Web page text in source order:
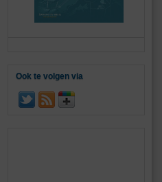
Ook te volgen via